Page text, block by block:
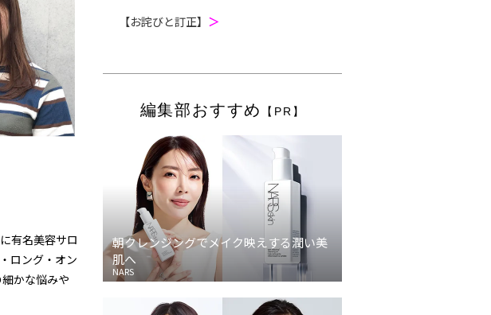
有名美容サロ
ロング・オン
かな悩みや
【お詫びと訂正】 ＞
編集部おすすめ 【PR】
朝クレンジングでメイク映えする潤い美
肌へ
NARS